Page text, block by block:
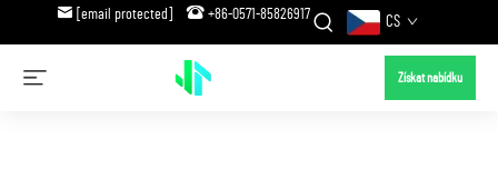
[email protected] +86-0571-85826917 CS
Získat nabídku